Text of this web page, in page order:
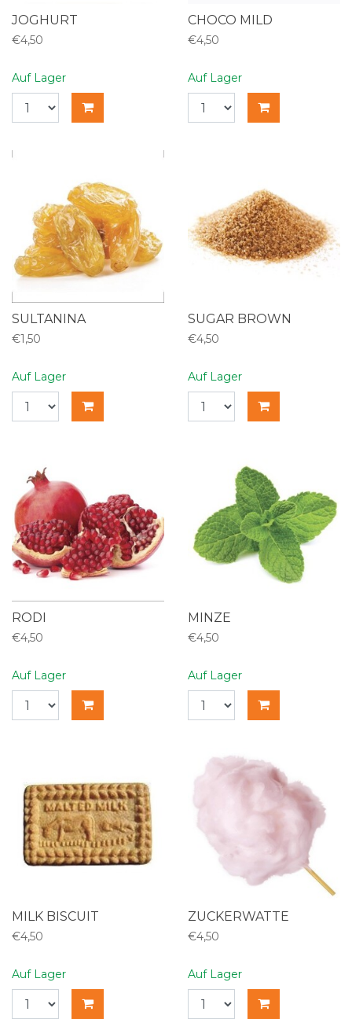
JOGHURT
€4,50
Auf Lager
CHOCO MILD
€4,50
Auf Lager
SULTANINA
€1,50
Auf Lager
SUGAR BROWN
€4,50
Auf Lager
RODI
€4,50
Auf Lager
MINZE
€4,50
Auf Lager
MILK BISCUIT
€4,50
Auf Lager
ZUCKERWATTE
€4,50
Auf Lager